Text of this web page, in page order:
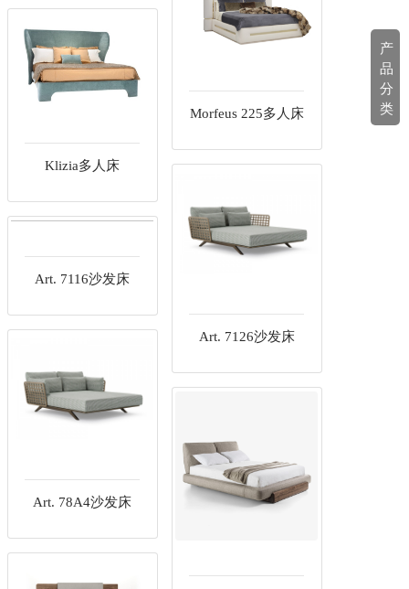
产
品
分
类
Morfeus 225多人床
Klizia多人床
Art. 7126沙发床
Art. 7116沙发床
Art. 78A4沙发床